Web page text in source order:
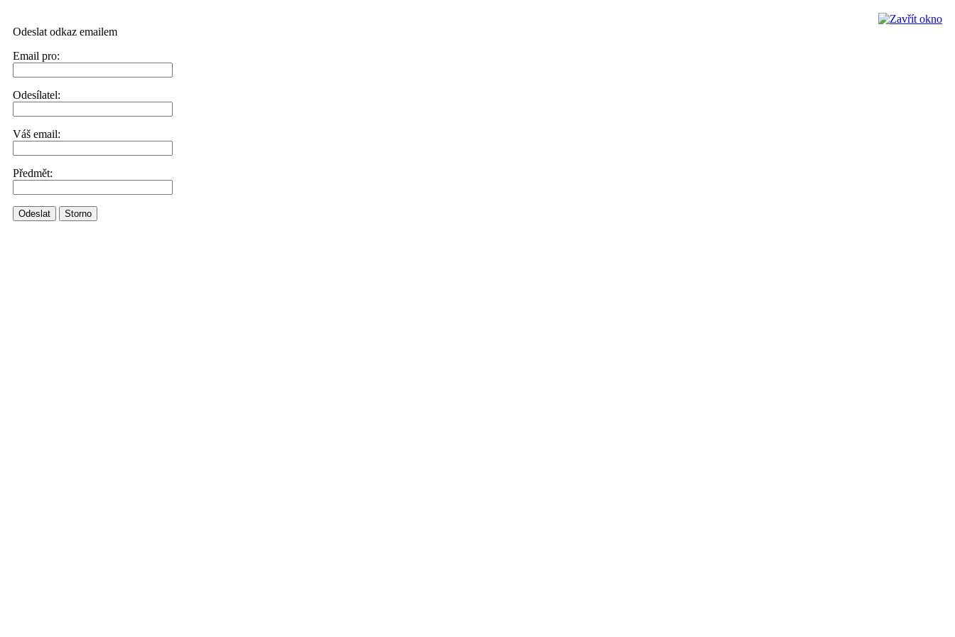
Odeslat odkaz emailem
Email pro:
Odesílatel:
Váš email:
Předmět:
Odeslat Storno